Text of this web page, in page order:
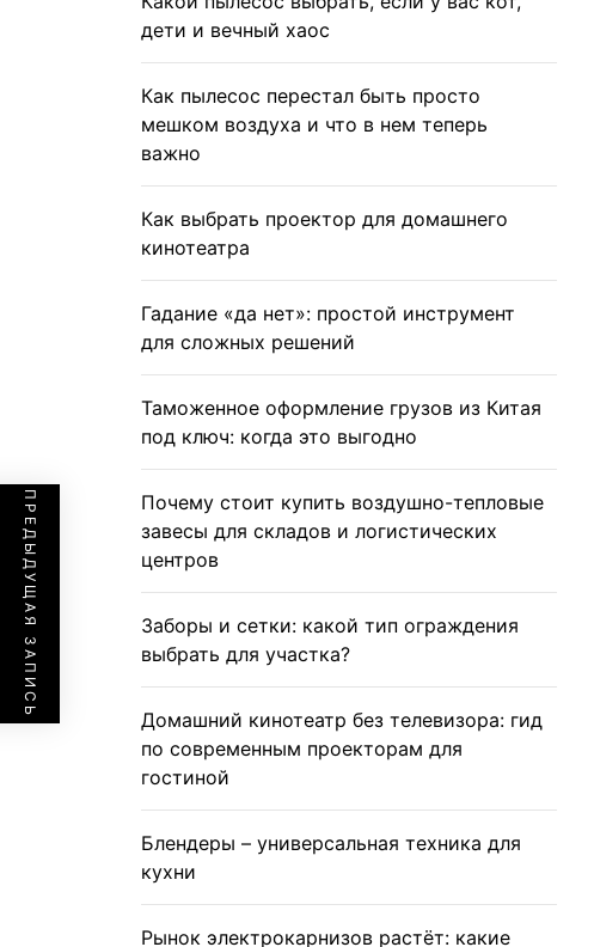
ПРЕДЫДУЩАЯ ЗАПИСЬ
дети и вечный хаос
Как пылесос перестал быть просто
мешком воздуха и что в нем теперь
важно
Как выбрать проектор для домашнего
кинотеатра
Гадание «да нет»: простой инструмент
для сложных решений
Таможенное оформление грузов из Китая
под ключ: когда это выгодно
Почему стоит купить воздушно-тепловые
завесы для складов и логистических
центров
Заборы и сетки: какой тип ограждения
выбрать для участка?
Домашний кинотеатр без телевизора: гид
по современным проекторам для
гостиной
Блендеры – универсальная техника для
кухни
Рынок электрокарнизов растёт: какие